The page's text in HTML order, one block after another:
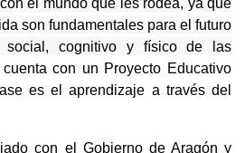
son fundamentales para el futuro
social, cognitivo y físico de las
cuenta con un Proyecto Educativo
es el aprendizaje a través del
con el Gobierno de Aragón y